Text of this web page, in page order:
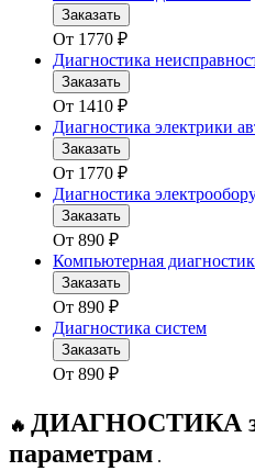
Заказать
От 1770 ₽
Диагностика
Заказать
От 1410 ₽
Диагностика электрики
Заказать
От 1770 ₽
Диагностика
Заказать
От 890 ₽
Компьютерная
Заказать
От 890 ₽
Диагностика систем
Заказать
От 890 ₽
🔥 ДИАГНОСТИКА
параметрам .